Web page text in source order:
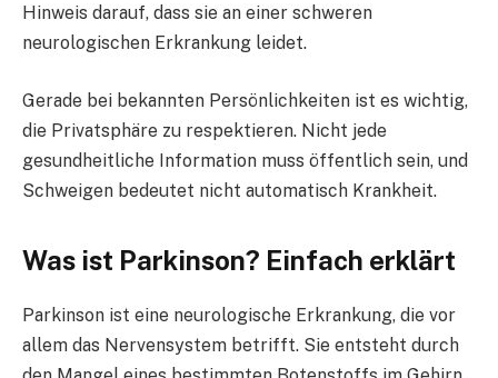
Hinweis darauf, dass sie an einer schweren
neurologischen Erkrankung leidet.
Gerade bei bekannten Persönlichkeiten ist es wichtig,
die Privatsphäre zu respektieren. Nicht jede
gesundheitliche Information muss öffentlich sein, und
Schweigen bedeutet nicht automatisch Krankheit.
Was ist Parkinson? Einfach erklärt
Parkinson ist eine neurologische Erkrankung, die vor
allem das Nervensystem betrifft. Sie entsteht durch